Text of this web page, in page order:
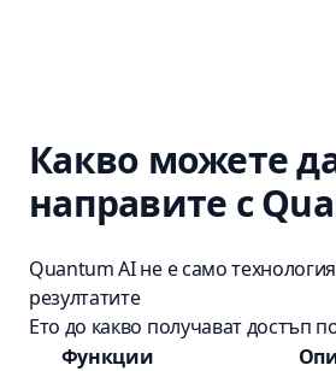
Какво можете
направите с
Quantum AI не е само технология
резултатите
Ето до какво получават достъп
Функции